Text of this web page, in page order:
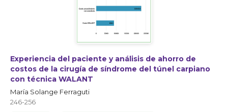
Experiencia del paciente y análisis de ahorro de
costos de la cirugía de síndrome del túnel carpiano
con técnica WALANT
María Solange Ferraguti
246-256